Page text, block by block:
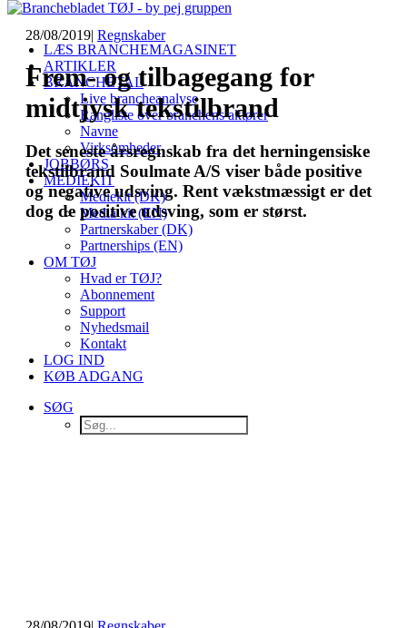
LÆS BRANCHEMAGASINET
ARTIKLER
BRANCHETAL
Live brancheanalyse
Rangliste over branchens aktører
Navne
Virksomheder
JOBBØRS
MEDIEKIT
Mediekit (DK)
Media kit (EN)
Partnerskaber (DK)
Partnerships (EN)
OM TØJ
Hvad er TØJ?
Abonnement
Support
Nyhedsmail
Kontakt
LOG IND
KØB ADGANG
SØG
28/08/2019| Regnskaber
Frem- og tilbagegang for
midtjysk tekstilbrand
Det seneste årsregnskab fra det herningensiske
tekstilbrand Soulmate A/S viser både positive
og negative udsving. Rent vækstmæssigt er det
dog de positive udsving, som er størst.